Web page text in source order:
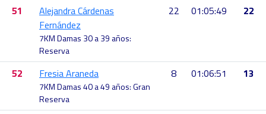
51
Alejandra Cárdenas
Fernández
7KM Damas 30 a 39 años:
Reserva
22 01:05:49 22
52 Fresia Araneda
7KM Damas 40 a 49 años: Gran
Reserva
8 01:06:51 13